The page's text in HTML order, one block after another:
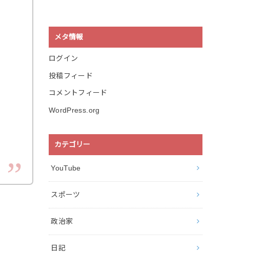
メタ情報
ログイン
投稿フィード
コメントフィード
WordPress.org
カテゴリー
YouTube
スポーツ
政治家
日記